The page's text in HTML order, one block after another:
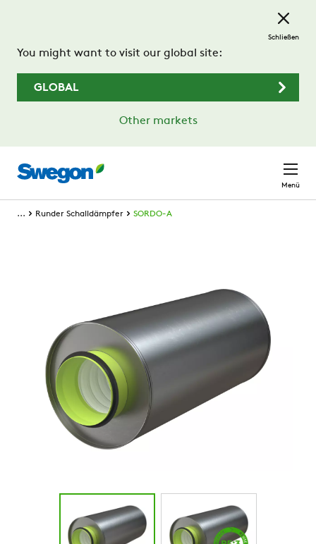
You might want to visit our global site:
GLOBAL
Other markets
Schließen
Menü
... Runder Schalldämpfer SORDO-A